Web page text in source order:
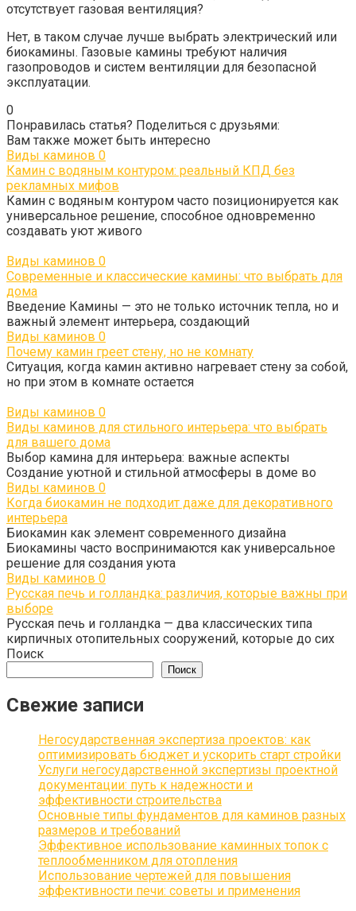
отсутствует газовая вентиляция?
Нет, в таком случае лучше выбрать электрический или
биокамины. Газовые камины требуют наличия
газопроводов и систем вентиляции для безопасной
эксплуатации.
0
Понравилась статья? Поделиться с друзьями:
Вам также может быть интересно
Виды каминов 0
Камин с водяным контуром: реальный КПД без
рекламных мифов
Камин с водяным контуром часто позиционируется как
универсальное решение, способное одновременно
создавать уют живого
Виды каминов 0
Современные и классические камины: что выбрать для
дома
Введение Камины — это не только источник тепла, но и
важный элемент интерьера, создающий
Виды каминов 0
Почему камин греет стену, но не комнату
Ситуация, когда камин активно нагревает стену за собой,
но при этом в комнате остается
Виды каминов 0
Виды каминов для стильного интерьера: что выбрать
для вашего дома
Выбор камина для интерьера: важные аспекты
Создание уютной и стильной атмосферы в доме во
Виды каминов 0
Когда биокамин не подходит даже для декоративного
интерьера
Биокамин как элемент современного дизайна
Биокамины часто воспринимаются как универсальное
решение для создания уюта
Виды каминов 0
Русская печь и голландка: различия, которые важны при
выборе
Русская печь и голландка — два классических типа
кирпичных отопительных сооружений, которые до сих
Поиск
Поиск
Свежие записи
Негосударственная экспертиза проектов: как
оптимизировать бюджет и ускорить старт стройки
Услуги негосударственной экспертизы проектной
документации: путь к надежности и
эффективности строительства
Основные типы фундаментов для каминов разных
размеров и требований
Эффективное использование каминных топок с
теплообменником для отопления
Использование чертежей для повышения
эффективности печи: советы и применения